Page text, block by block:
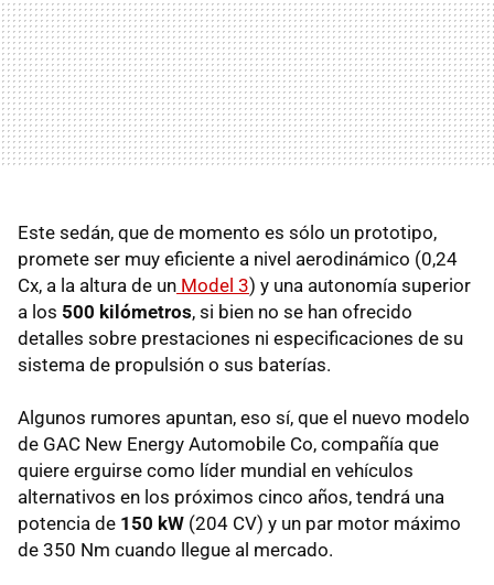
Este sedán, que de momento es sólo un prototipo,
promete ser muy eficiente a nivel aerodinámico (0,24
Cx, a la altura de un Model 3) y una autonomía superior
a los 500 kilómetros, si bien no se han ofrecido
detalles sobre prestaciones ni especificaciones de su
sistema de propulsión o sus baterías.
Algunos rumores apuntan, eso sí, que el nuevo modelo
de GAC New Energy Automobile Co, compañía que
quiere erguirse como líder mundial en vehículos
alternativos en los próximos cinco años, tendrá una
potencia de 150 kW (204 CV) y un par motor máximo
de 350 Nm cuando llegue al mercado.